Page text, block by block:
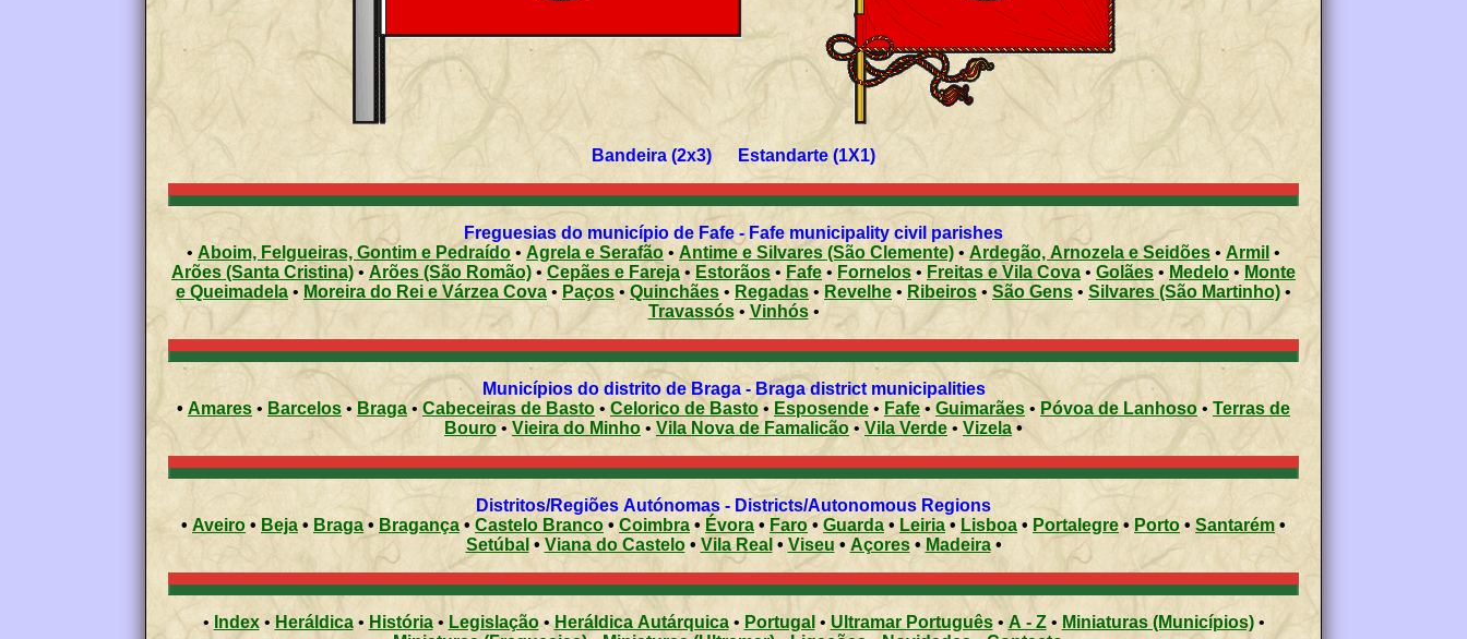
Bandeira (2x3) Estandarte (1X1)
Freguesias do município de Fafe - Fafe municipality civil parishes
• Aboim, Felgueiras, Gontim e Pedraído • Agrela e Serafão• Antime e Silvares (São Clemente) •Ardegão, Arnozela e Seidões • Armil •
Arões (Santa Cristina)• Arões (São Romão) • Cepães e Fareja • Estorãos • Fafe • Fornelos • Freitas e Vila Cova • Golães • Medelo • Monte
e Queimadela• Moreira do Rei e Várzea Cova • Paços • Quinchães • Regadas • Revelhe • Ribeiros • São Gens • Silvares (São Martinho) •
Travassós• Vinhós•
Municípios do distrito de Braga - Braga district municipalities
• Amares • Barcelos • Braga • Cabeceiras de Basto • Celorico de Basto • Esposende • Fafe• Guimarães • Póvoa de Lanhoso • Terras de
Bouro• Vieira do Minho • Vila Nova de Famalicão• Vila Verde • Vizela•
Distritos/Regiões Autónomas - Districts/Autonomous Regions
• Aveiro • Beja • Braga • Bragança•Castelo Branco • Coimbra • Évora • Faro• Guarda • Leiria • Lisboa• Portalegre • Porto • Santarém •
Setúbal •Viana do Castelo• Vila Real • Viseu • Açores • Madeira •
• Index• Heráldica• História • Legislação •Heráldica Autárquica• Portugal • Ultramar Português• A - Z• Miniaturas (Municípios)•